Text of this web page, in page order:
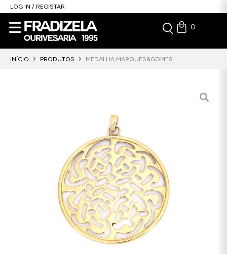
LOG IN / REGISTAR
0
INÍCIO PRODUTOS MEDALHA MARQUES&GOMES